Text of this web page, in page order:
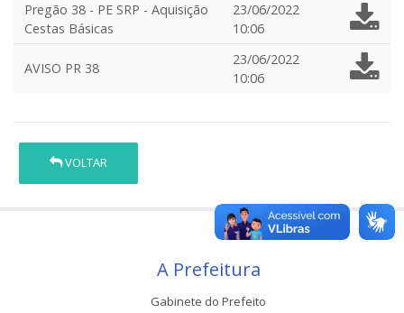
Pregão 38 - PE SRP - Aquisição
Cestas Básicas
23/06/2022
10:06
AVISO PR 38
23/06/2022
10:06
VOLTAR
A Prefeitura
Gabinete do Prefeito